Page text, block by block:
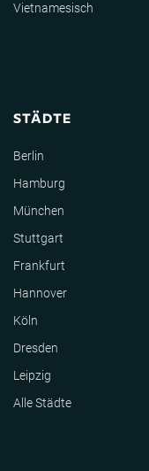
Vietnamesisch
STÄDTE
Berlin
Hamburg
München
Stuttgart
Frankfurt
Hannover
Köln
Dresden
Leipzig
Alle Städte